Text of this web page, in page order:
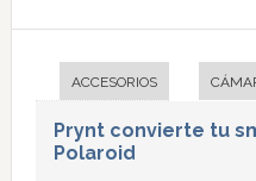
ACCESORIOS
Prynt convierte tu
Polaroid